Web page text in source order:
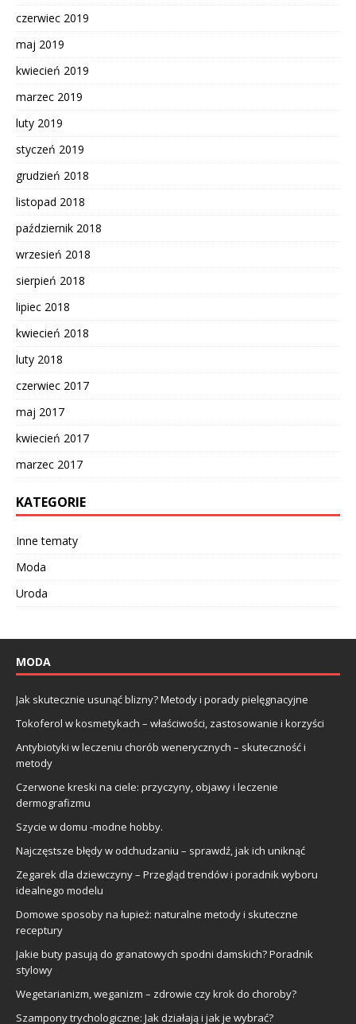
czerwiec 2019
maj 2019
kwiecień 2019
marzec 2019
luty 2019
styczeń 2019
grudzień 2018
listopad 2018
październik 2018
wrzesień 2018
sierpień 2018
lipiec 2018
kwiecień 2018
luty 2018
czerwiec 2017
maj 2017
kwiecień 2017
marzec 2017
KATEGORIE
Inne tematy
Moda
Uroda
MODA
Jak skutecznie usunąć blizny? Metody i porady pielęgnacyjne
Tokoferol w kosmetykach – właściwości, zastosowanie i korzyści
Antybiotyki w leczeniu chorób wenerycznych – skuteczność i
metody
Czerwone kreski na ciele: przyczyny, objawy i leczenie
dermografizmu
Szycie w domu -modne hobby.
Najczęstsze błędy w odchudzaniu – sprawdź, jak ich uniknąć
Zegarek dla dziewczyny – Przegląd trendów i poradnik wyboru
idealnego modelu
Domowe sposoby na łupież: naturalne metody i skuteczne
receptury
Jakie buty pasują do granatowych spodni damskich? Poradnik
stylowy
Wegetarianizm, weganizm – zdrowie czy krok do choroby?
Szampony trychologiczne: Jak działają i jak je wybrać?